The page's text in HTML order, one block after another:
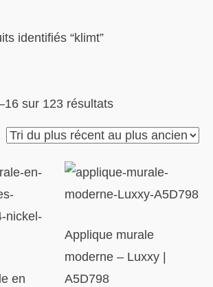
identifiés “klimt”
sur 123 résultatsTrié
du
plus
récent
au
ancien
en
Applique murale
moderne – Luxxy |
A5D798